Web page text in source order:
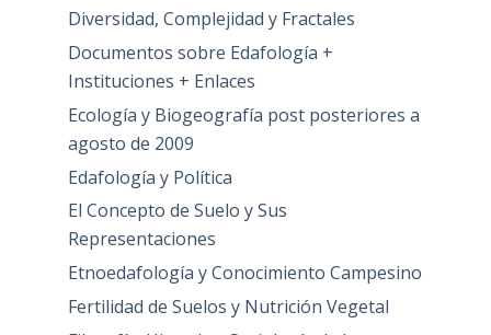
Diversidad, Complejidad y Fractales
Documentos sobre Edafología +
Instituciones + Enlaces
Ecología y Biogeografía post posteriores a
agosto de 2009
Edafología y Política
El Concepto de Suelo y Sus
Representaciones
Etnoedafología y Conocimiento Campesino
Fertilidad de Suelos y Nutrición Vegetal